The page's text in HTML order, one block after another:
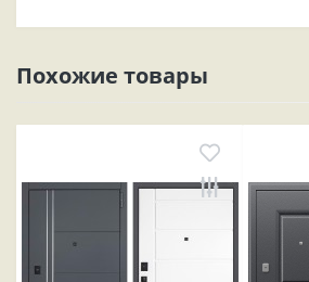
Похожие товары